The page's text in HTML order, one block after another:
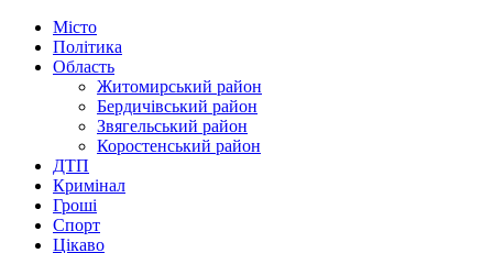
Місто
Політика
Область
Житомирський район
Бердичівський район
Звягельський район
Коростенський район
ДТП
Кримінал
Гроші
Спорт
Цікаво